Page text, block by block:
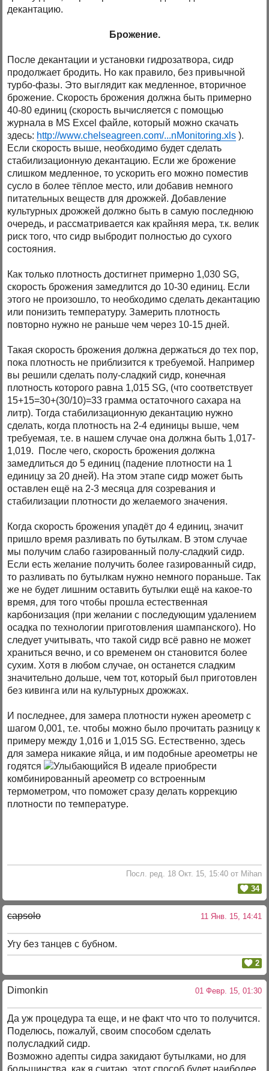
декантацию.
Брожение.
После декантации и установки гидрозатвора, сидр
продолжает бродить. Но как правило, без привычной
турбо-фазы. Это выглядит как медленное, вторичное
брожение. Скорость брожения должна быть примерно
40-80 единиц (скорость вычисляется с помощью
журнала в MS Excel файле, который можно скачать
здесь: http://www.chelseagreen.com/...nMonitoring.xls ).
Если скорость выше, необходимо будет сделать
стабилизационную декантацию. Если же брожение
слишком медленное, то ускорить его можно поместив
сусло в более тёплое место, или добавив немного
питательных веществ для дрожжей. Добавление
культурных дрожжей должно быть в самую последнюю
очередь, и рассматривается как крайняя мера, т.к. велик
риск того, что сидр выбродит полностью до сухого
состояния.
Как только плотность достигнет примерно 1,030 SG,
скорость брожения замедлится до 10-30 единиц. Если
этого не произошло, то необходимо сделать декантацию
или понизить температуру. Замерить плотность
повторно нужно не раньше чем через 10-15 дней.
Такая скорость брожения должна держаться до тех пор,
пока плотность не приблизится к требуемой. Например
вы решили сделать полу-сладкий сидр, конечная
плотность которого равна 1,015 SG, (что соответствует
15+15=30+(30/10)=33 грамма остаточного сахара на
литр). Тогда стабилизационную декантацию нужно
сделать, когда плотность на 2-4 единицы выше, чем
требуемая, т.е. в нашем случае она должна быть 1,017-
1,019. После чего, скорость брожения должна
замедлиться до 5 единиц (падение плотности на 1
единицу за 20 дней). На этом этапе сидр может быть
оставлен ещё на 2-3 месяца для созревания и
стабилизации плотности до желаемого значения.
Когда скорость брожения упадёт до 4 единиц, значит
пришло время разливать по бутылкам. В этом случае
мы получим слабо газированный полу-сладкий сидр.
Если есть желание получить более газированный сидр,
то разливать по бутылкам нужно немного пораньше. Так
же не будет лишним оставить бутылки ещё на какое-то
время, для того чтобы прошла естественная
карбонизация (при желании с последующим удалением
осадка по технологии приготовления шампанского). Но
следует учитывать, что такой сидр всё равно не может
храниться вечно, и со временем он становится более
сухим. Хотя в любом случае, он останется сладким
значительно дольше, чем тот, который был приготовлен
без кивинга или на культурных дрожжах.
И последнее, для замера плотности нужен ареометр с
шагом 0,001, т.е. чтобы можно было прочитать разницу к
примеру между 1,016 и 1,015 SG. Естественно, здесь
для замера никакие яйца, и им подобные ареометры не
годятся
В идеале приобрести
комбинированный ареометр со встроенным
термометром, что поможет сразу делать коррекцию
плотности по температуре.
Посл. ред. 18 Окт. 15, 15:40 от Mihan
34
capsolo 11 Янв. 15, 14:41
Угу без танцев с бубном.
2
Dimonkin 01 Февр. 15, 01:30
Да уж процедура та еще, и не факт что что то получится.
Поделюсь, пожалуй, своим способом сделать
полусладкий сидр.
Возможно адепты сидра закидают бутылками, но для